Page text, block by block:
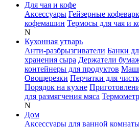
Для чая и кофе
Аксессуары Гейзерные
кофемашин Термосы для чая и
N
Кухонная утварь
Анти-разбрызгиватели Банки
хранения сыра Держатели
контейнеры для продуктов
Овощерезки Перчатки для
Порядок на кухне
для размягчения мяса
N
Дом
Аксессуары для ванной